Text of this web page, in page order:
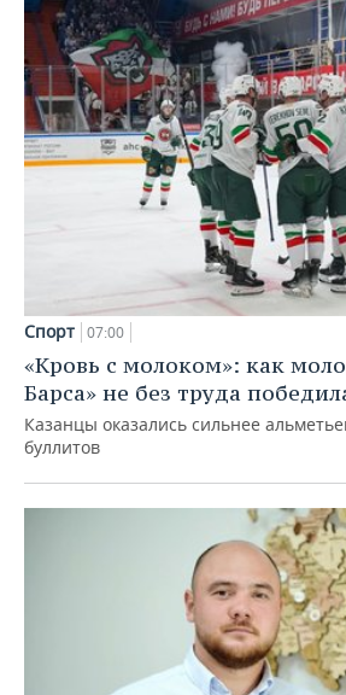
Спорт 07:00
«Кровь с молоком»: как
Барса» не без труда
Казанцы оказались сильнее
буллитов